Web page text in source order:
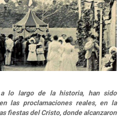
lo largo de la historia, han sido
las proclamaciones reales, en la
fiestas del Cristo, donde alcanzaron